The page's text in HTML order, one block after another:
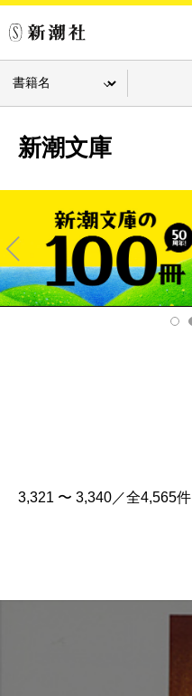
新潮文庫
Pre
v
3,321 〜 3,340／全4,565件